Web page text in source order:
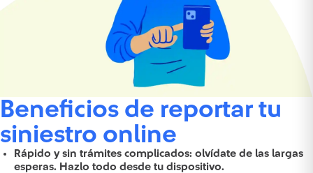
Beneficios de reportar tu
siniestro online
Rápido y sin trámites complicados: olvídate de las largas
esperas. Hazlo todo desde tu dispositivo.